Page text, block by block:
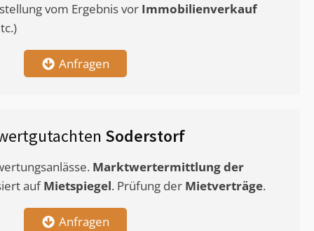
vom Ergebnis vor Immobilienverkauf
Anfragen
Soderstorf
Marktwertermittlungder
aufMietspiegel. Prüfung der Mietverträge.
Anfragen